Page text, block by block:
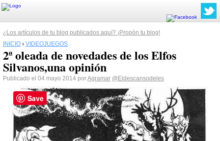
¿Los artículos de tu blog publicados aquí? ¡Propón tu blog!
INICIO › VIDEOJUEGOS
2ª oleada de novedades de los Elfos
Silvanos,una opinión
Publicado el 04 mayo 2014 porAgramar @Eldescansodeles
Save